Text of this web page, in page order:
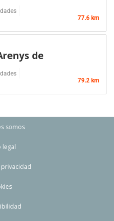
77.6 km
de
79.2 km
somos
legal